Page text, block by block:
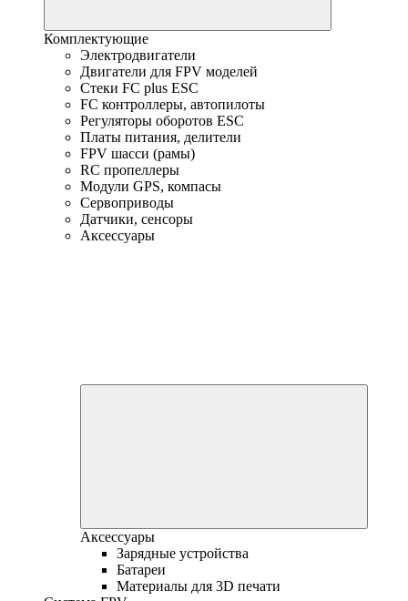
Комплектующие
Электродвигатели
Двигатели для FPV моделей
Стеки FC plus ESC
FC контроллеры, автопилоты
Регуляторы оборотов ESC
Платы питания, делители
FPV шасси (рамы)
RC пропеллеры
Модули GPS, компасы
Сервоприводы
Датчики, сенсоры
Аксессуары
Аксессуары
Зарядные устройства
Батареи
Материалы для 3D печати